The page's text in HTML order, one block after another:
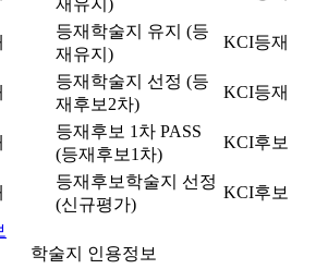
재유지)
등재학술지 유지 (등
재유지)
KCI등재
등재학술지 선정 (등
재후보2차)
KCI등재
등재후보 1차 PASS
(등재후보1차)
KCI후보
등재후보학술지 선정
(신규평가)
KCI후보
학술지 인용정보